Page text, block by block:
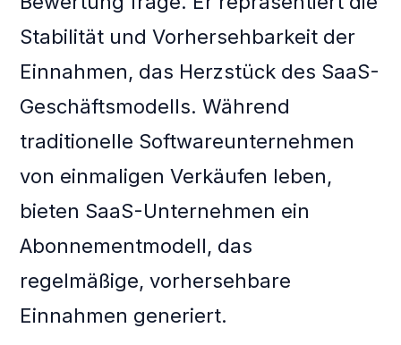
Stabilität und Vorhersehbarkeit der
Einnahmen, das Herzstück des SaaS-
Geschäftsmodells. Während
traditionelle Softwareunternehmen
von einmaligen Verkäufen leben,
bieten SaaS-Unternehmen ein
Abonnementmodell, das
regelmäßige, vorhersehbare
Einnahmen generiert.